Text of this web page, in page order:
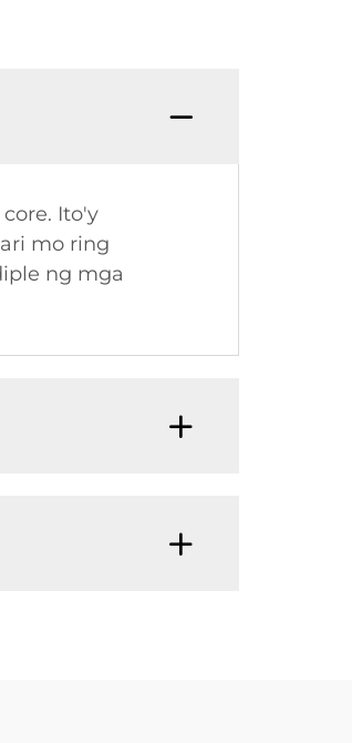
Ito'y
mo ring
ng mga